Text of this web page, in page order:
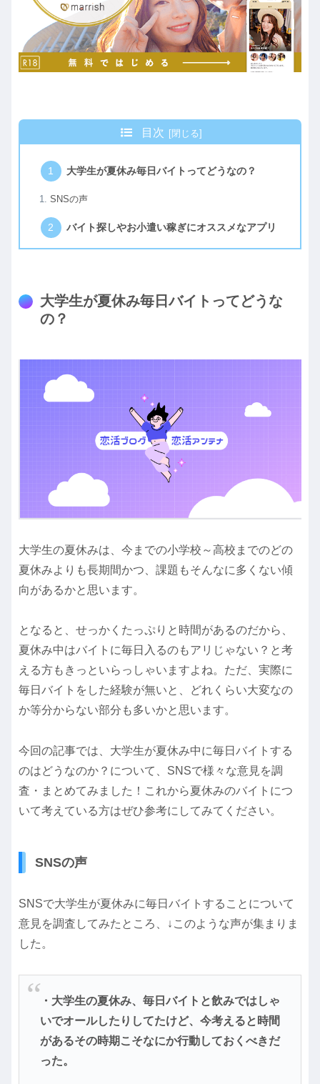
目次
大学生が夏休み毎日バイトってどうなの？
SNSの声
バイト探しやお小遣い稼ぎにオススメなアプリ
大学生が夏休み毎日バイトってどうな
の？
大学生の夏休みは、今までの小学校～高校までのどの
夏休みよりも長期間かつ、課題もそんなに多くない傾
向があるかと思います。
となると、せっかくたっぷりと時間があるのだから、
夏休み中はバイトに毎日入るのもアリじゃない？と考
える方もきっといらっしゃいますよね。ただ、実際に
毎日バイトをした経験が無いと、どれくらい大変なの
か等分からない部分も多いかと思います。
今回の記事では、大学生が夏休み中に毎日バイトする
のはどうなのか？について、SNSで様々な意見を調
査・まとめてみました！これから夏休みのバイトにつ
いて考えている方はぜひ参考にしてみてください。
SNSの声
SNSで大学生が夏休みに毎日バイトすることについて
意見を調査してみたところ、↓このような声が集まりま
した。
・大学生の夏休み、毎日バイトと飲みではしゃ
いでオールしたりしてたけど、今考えると時間
があるその時期こそなにか行動しておくべきだ
った。